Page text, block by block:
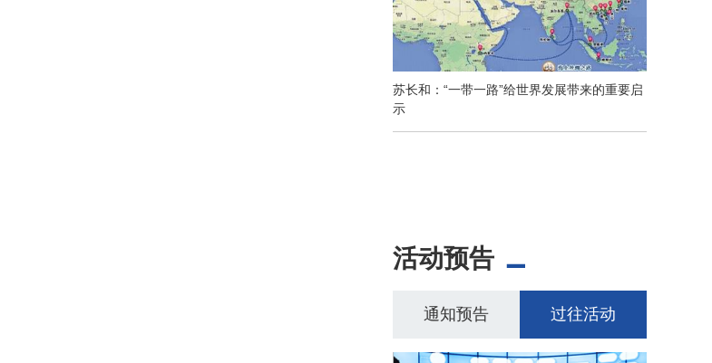
苏长和：“一带一路”给世界发展带来的重要启
示
活动预告
通知预告 过往活动